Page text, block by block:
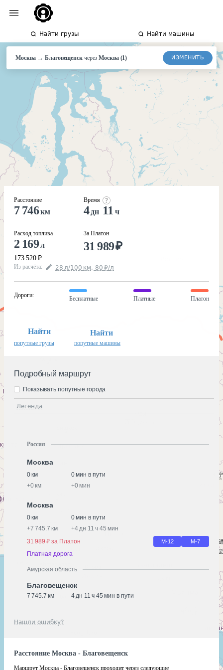
Найти грузы Найти машины
Москва→Благовещенск через Москва(1) ИЗМЕНИТЬ
Расстояние
7 746км
Расход топлива
2 169л
173 520 ₽
Время
4 дн 11 ч
За Платон
31 989₽
Из расчёта: 28 л/100 км, 80 ₽/л
Дороги:
Бесплатные Платные Платон
Найти
попутные грузы
Найти
попутные машины
Подробный маршрут
Легенда
Показывать попутные города
Россия
Москва
0 км
0 мин в пути
+0 км +0 мин
Москва
0 км
0 мин в пути
+7 745.7 км +4 дн 11 ч 45 мин
31 989 ₽ за Платон
М-12 М-7
Платная дорога
Амурская область
Благовещенск
7 745.7 км 4 дн 11 ч 45 мин в пути
Нашли ошибку?
Расстояние Москва - Благовещенск
Маршрут Москва - Благовещенск проходит через следующие